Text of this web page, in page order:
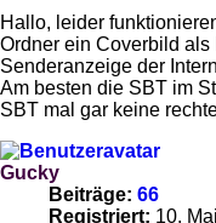
Hallo, leider
Ordner ein Coverbild als
Senderanzeige der
Am besten die SBT im
SBT mal gar keine
Gucky
Beiträge: 66
Registriert: 10.